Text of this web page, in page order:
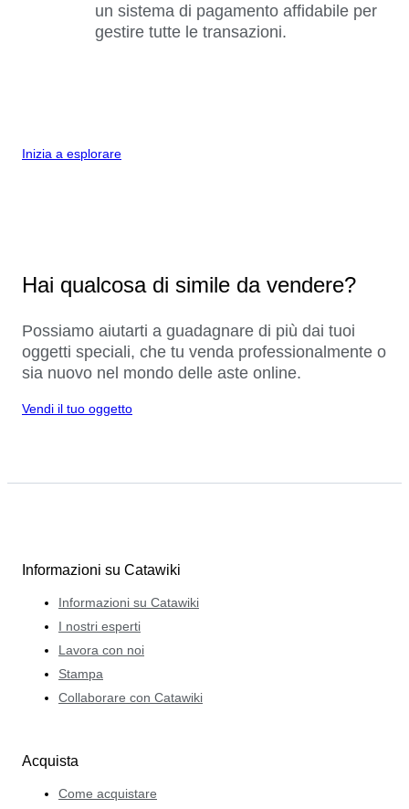
un sistema di pagamento affidabile per
gestire tutte le transazioni.
Inizia a esplorare
Hai qualcosa di simile da vendere?
Possiamo aiutarti a guadagnare di più dai tuoi
oggetti speciali, che tu venda professionalmente o
sia nuovo nel mondo delle aste online.
Vendi il tuo oggetto
Informazioni su Catawiki
Informazioni su Catawiki
I nostri esperti
Lavora con noi
Stampa
Collaborare con Catawiki
Acquista
Come acquistare